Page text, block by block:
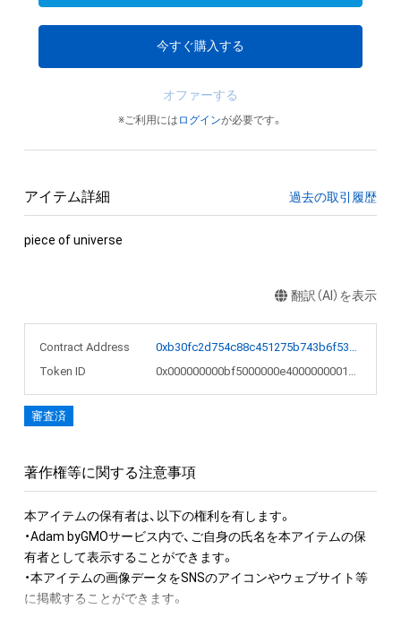
今すぐ購入する
オファーする
※ご利用には ログインが必要です。
アイテム詳細 過去の取引履歴
piece of universe
翻訳（AI）を表示
Contract Address
0xb30fc2d754c88c451275b743b6f530f19f643683
Token ID
0x000000000bf5000000e4000000001ca9
審査済
著作権等に関する注意事項
本アイテムの保有者は、以下の権利を有します。
・Adam byGMOサービス内で、ご自身の氏名を本アイテムの保
有者として表示することができます。
・本アイテムの画像データをSNSのアイコンやウェブサイト等
に掲載することができます。